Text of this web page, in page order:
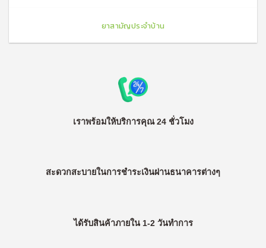
ยาสามัญประจำบ้าน
เราพร้อมให้บริการคุณ 24 ชั่วโมง
สะดวกสะบายในการชำระเงินผ่านธนาคารต่างๆ
ได้รับสินค้าภายใน 1-2 วันทำการ